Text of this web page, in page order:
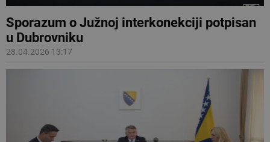
Sporazum o Južnoj interkonekciji potpisan
u Dubrovniku
28.04.2026 13:17